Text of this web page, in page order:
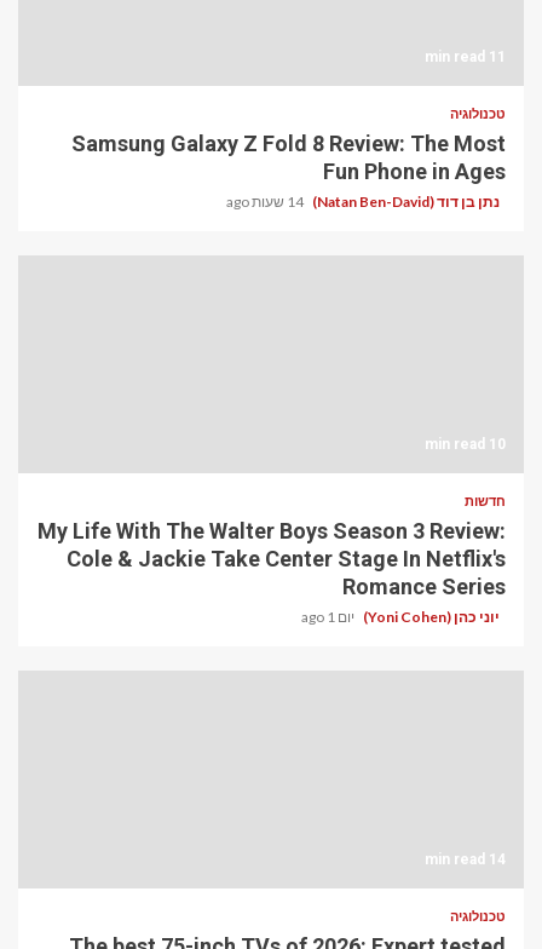
11 min read
טכנולוגיה
Samsung Galaxy Z Fold 8 Review: The Most
Fun Phone in Ages
נתן בן דוד (Natan Ben-David) 14 שעות ago
10 min read
חדשות
My Life With The Walter Boys Season 3 Review:
Cole & Jackie Take Center Stage In Netflix's
Romance Series
יוני כהן (Yoni Cohen) יום 1 ago
14 min read
טכנולוגיה